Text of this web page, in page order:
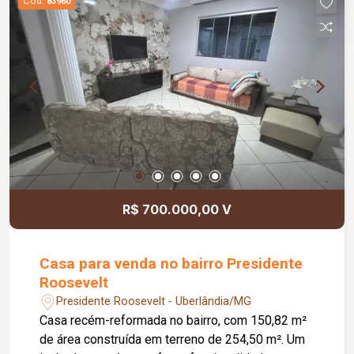
Wi Fi; Câmeras de segurança; Alarme e cerca com
acionamento remoto; Portões em alumínio com
motor de acionamento rápido; Interfone com
câmera e acionamento via celular; Equipamentos
de segurança, portões e aparelhos de ar
condicionado com menos de 05 meses de uso.
R$ 700.000,00 V
Casa para venda no bairro Presidente
Roosevelt
Presidente Roosevelt - Uberlândia/MG
Casa recém-reformada no bairro, com 150,82 m²
de área construída em terreno de 254,50 m². Um